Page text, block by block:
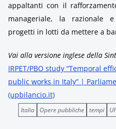
appaltanti con il
manageriale, la razionale
progetti in lotti da mettere a
Vai alla versione inglese della
IRPET/PBO study “Temporal
public works in Italy” |
(upbilancio.it)
Italia Opere pubbliche tempi